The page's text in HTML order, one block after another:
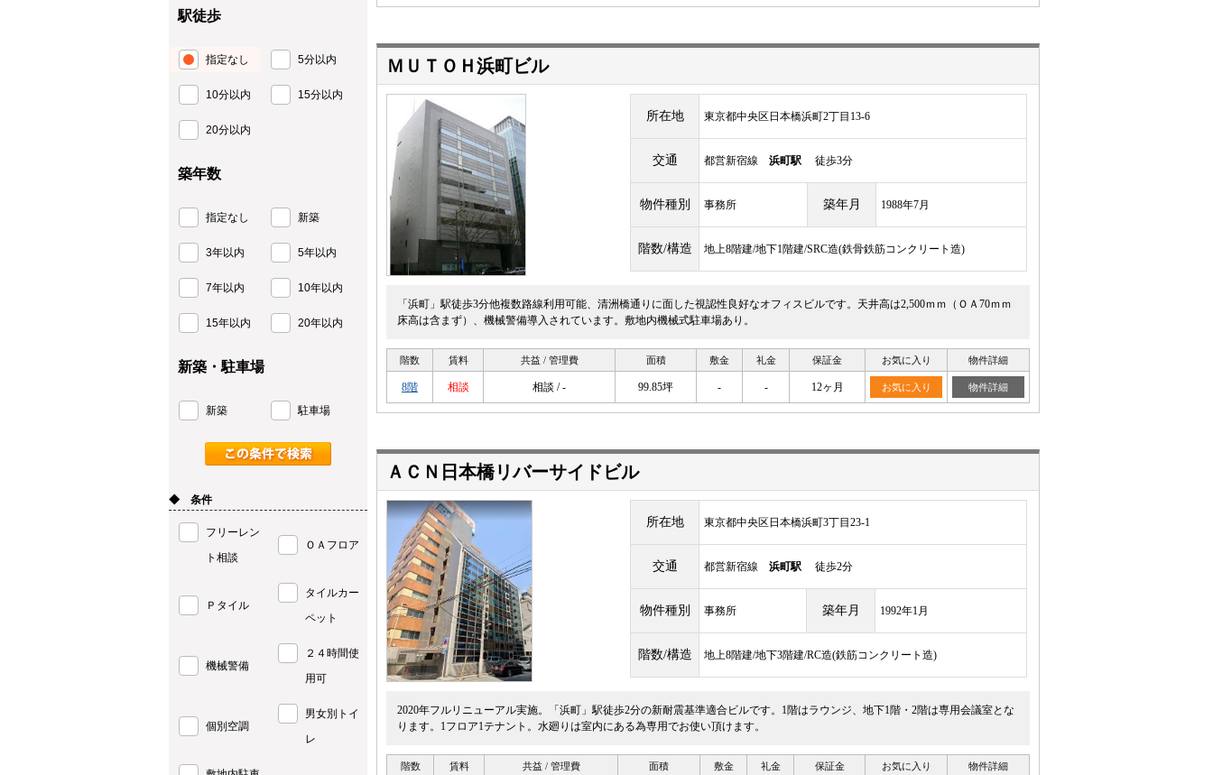
ＭＵＴＯＨ浜町ビル
所在地 東京都中央区日本橋浜町2丁目13-6
交通 都営新宿線 浜町駅 徒歩3分
物件種別 事務所 築年月 1988年7月
階数/構造 地上8階建/地下1階建/SRC造(鉄骨鉄筋コンクリート造)
「浜町」駅徒歩3分他複数路線利用可能、清洲橋通りに面した視認性良好なオフィスビルです。天井高は2,500ｍｍ（ＯＡ70ｍｍ
床高は含まず）、機械警備導入されています。敷地内機械式駐車場あり。
階数 賃料 共益 / 管理費 面積 敷金 礼金 保証金 お気に入り 物件詳細
8階 相談 相談 / - 99.85坪 - - 12ヶ月 お気に入り 物件詳細
ＡＣＮ日本橋リバーサイドビル
所在地 東京都中央区日本橋浜町3丁目23-1
交通 都営新宿線 浜町駅 徒歩2分
物件種別 事務所 築年月 1992年1月
階数/構造 地上8階建/地下3階建/RC造(鉄筋コンクリート造)
2020年フルリニューアル実施。「浜町」駅徒歩2分の新耐震基準適合ビルです。1階はラウンジ、地下1階・2階は専用会議室とな
ります。1フロア1テナント。水廻りは室内にある為専用でお使い頂けます。
階数 賃料 共益 / 管理費 面積 敷金 礼金 保証金 お気に入り 物件詳細
駅徒歩
指定なし 5分以内
10分以内 15分以内
20分以内
築年数
指定なし 新築
3年以内 5年以内
7年以内 10年以内
15年以内 20年以内
新築・駐車場
新築 駐車場
◆ 条件
フリーレン
ト相談
ＯＡフロア
Ｐタイル
タイルカー
ペット
機械警備
２４時間使
用可
個別空調
男女別トイ
レ